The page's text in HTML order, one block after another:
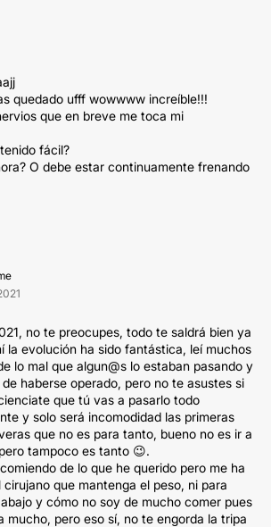
quedado ufff wowwww increíble!!!
que en breve me toca mi
fácil?
O debe estar continuamente frenando
no te preocupes, todo te saldrá bien ya
la evolución ha sido fantástica, leí muchos
lo mal que algun@s lo estaban pasando y
haberse operado, pero no te asustes si
que tú vas a pasarlo todo
y solo será incomodidad las primeras
que no es para tanto, bueno no es ir a
tampoco es tanto 😉.
de lo que he querido pero me ha
cirujano que mantenga el peso, ni para
y cómo no soy de mucho comer pues
mucho, pero eso sí, no te engorda la tripa